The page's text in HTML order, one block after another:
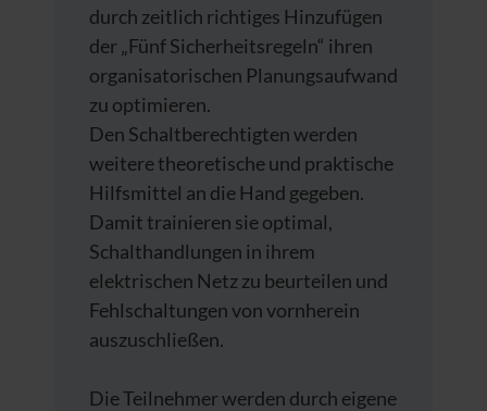
durch zeitlich richtiges Hinzufügen
der „Fünf Sicherheitsregeln“ ihren
organisatorischen Planungsaufwand
zu optimieren.
Den Schaltberechtigten werden
weitere theoretische und praktische
Hilfsmittel an die Hand gegeben.
Damit trainieren sie optimal,
Schalthandlungen in ihrem
elektrischen Netz zu beurteilen und
Fehlschaltungen von vornherein
auszuschließen.
Die Teilnehmer werden durch eigene